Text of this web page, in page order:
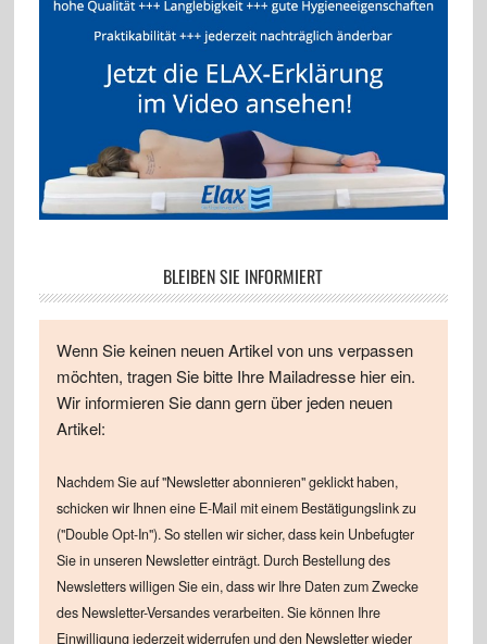
BLEIBEN SIE INFORMIERT
Wenn Sie keinen neuen Artikel von uns verpassen
möchten, tragen Sie bitte Ihre Mailadresse hier ein.
Wir informieren Sie dann gern über jeden neuen
Artikel:
Nachdem Sie auf "Newsletter abonnieren" geklickt haben,
schicken wir Ihnen eine E-Mail mit einem Bestätigungslink zu
("Double Opt-In"). So stellen wir sicher, dass kein Unbefugter
Sie in unseren Newsletter einträgt. Durch Bestellung des
Newsletters willigen Sie ein, dass wir Ihre Daten zum Zwecke
des Newsletter-Versandes verarbeiten. Sie können Ihre
Einwilligung jederzeit widerrufen und den Newsletter wieder